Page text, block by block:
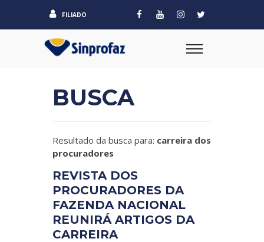
FILIADO
BUSCA
Resultado da busca para: carreira dos
procuradores
REVISTA DOS
PROCURADORES DA
FAZENDA NACIONAL
REUNIRÁ ARTIGOS DA
CARREIRA